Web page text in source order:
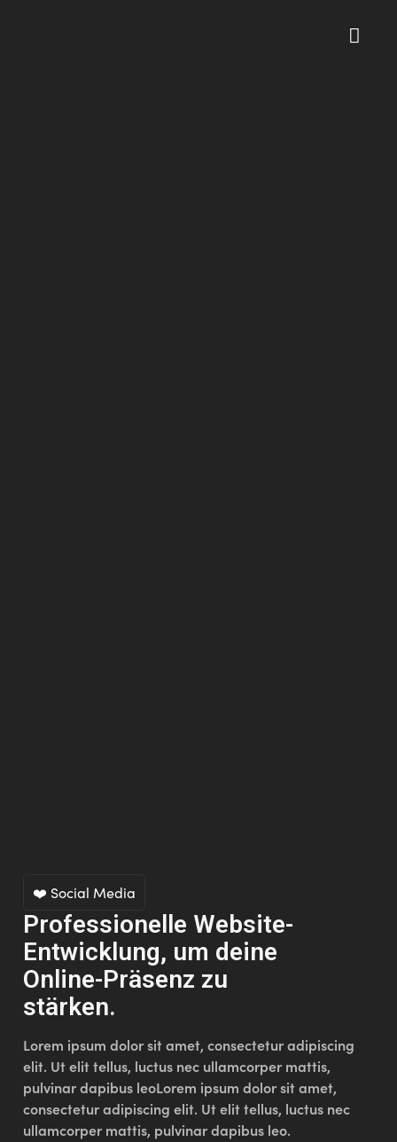
❤️ Social Media
Professionelle Website-
Entwicklung, um deine
Online-Präsenz zu
stärken.
Lorem ipsum dolor sit amet, consectetur adipiscing
elit. Ut elit tellus, luctus nec ullamcorper mattis,
pulvinar dapibus leoLorem ipsum dolor sit amet,
consectetur adipiscing elit. Ut elit tellus, luctus nec
ullamcorper mattis, pulvinar dapibus leo.